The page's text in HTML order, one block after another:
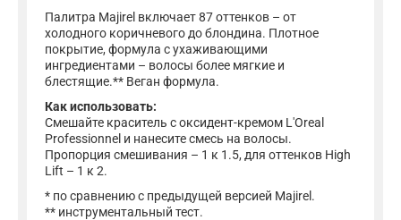
Палитра Majirel включает 87 оттенков – от
холодного коричневого до блондина. Плотное
покрытие, формула с ухаживающими
ингредиентами – волосы более мягкие и
блестящие.** Веган формула.
Как использовать:
Смешайте краситель с оксидент-кремом L'Oreal
Professionnel и нанесите смесь на волосы.
Пропорция смешивания – 1 к 1.5, для оттенков High
Lift – 1 к 2.
* по сравнению с предыдущей версией Majirel.
** инструментальный тест.